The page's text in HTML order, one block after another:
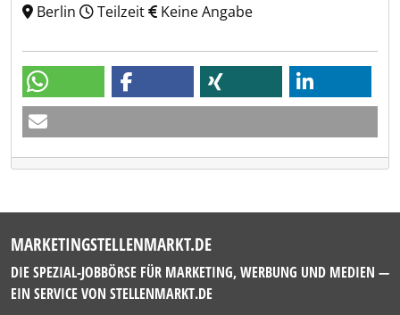
Berlin
Teilzeit Keine Angabe
MARKETINGSTELLENMARKT.DE
DIE SPEZIAL-JOBBÖRSE FÜR MARKETING, WERBUNG UND MEDIEN —
EIN SERVICE VON STELLENMARKT.DE